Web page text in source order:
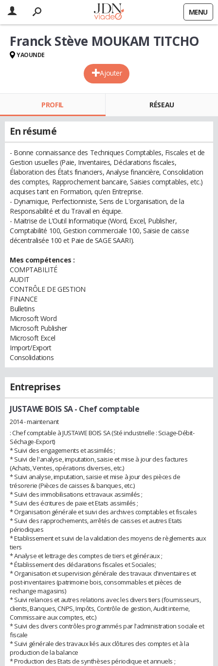
MENU
Ajouter
Franck Stève MOUKAM TITCHO
YAOUNDE
PROFIL RÉSEAU
En résumé
- Bonne connaissance des Techniques Comptables, Fiscales et de
Gestion usuelles (Paie, Inventaires, Déclarations fiscales,
Élaboration des États financiers, Analyse financière, Consolidation
des comptes, Rapprochement bancaire, Saisies comptables, etc.)
acquises tant en Formation, qu’en Entreprise.
- Dynamique, Perfectionniste, Sens de L'organisation, de la
Responsabilité et du Travail en équipe.
- Maitrise de L’Outil Informatique (Word, Excel, Publisher,
Comptabilité 100, Gestion commerciale 100, Saisie de caisse
décentralisée 100 et Paie de SAGE SAARI).
Mes compétences :
COMPTABILITÉ
AUDIT
CONTRÔLE DE GESTION
FINANCE
Bulletins
Microsoft Word
Microsoft Publisher
Microsoft Excel
Import/Export
Consolidations
Entreprises
JUSTAWE BOIS SA- Chef comptable
2014 - maintenant
: Chef comptable à JUSTAWE BOIS SA (Sté industrielle : Sciage-Débit-
Séchage-Export)
* Suivi des engagements et assimilés ;
* Suivi de l'analyse, imputation, saisie et mise à jour des factures
(Achats, Ventes, opérations diverses, etc.)
* Suivi analyse, imputation, saisie et mise à jour des pièces de
trésorerie (Pièces de caisses & banques, etc.)
* Suivi des immobilisations et travaux assimilés ;
* Suivi des écritures de paie et Etats assimilés ;
* Organisation générale et suivi des archives comptables et fiscales
* Suivi des rapprochements, arrêtés de caisses et autres Etats
périodiques
* Etablissement et suivi de la validation des moyens de règlements aux
tiers
* Analyse et lettrage des comptes de tiers et généraux ;
* Établissement des déclarations fiscales et Sociales;
* Organisation et supervision générale des travaux d'inventaires et
post-inventaires (patrimoine bois, consommables et pièces de
rechange magasins)
* Suivi relances et autres relations avec les divers tiers (fournisseurs,
clients, Banques, CNPS, Impôts, Contrôle de gestion, Audit interne,
Commissaire aux comptes, etc.)
* Suivi des divers contrôles programmés par l'administration sociale et
fiscale
* Suivi générale des travaux liés aux clôtures des comptes et à la
production de la balance
* Production des Etats de synthèses périodique et annuels ;